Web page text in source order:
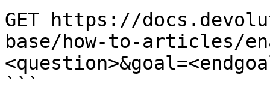
GET https://
base/how-to-articles/
```